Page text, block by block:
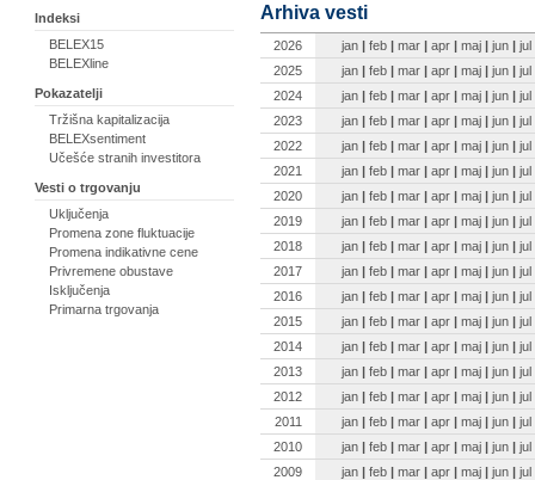
Indeksi
BELEX15
BELEXline
Pokazatelji
Tržišna kapitalizacija
BELEXsentiment
Učešće stranih investitora
Vesti o trgovanju
Uključenja
Promena zone fluktuacije
Promena indikativne cene
Privremene obustave
Isključenja
Primarna trgovanja
Arhiva vesti
2026 jan | feb | mar | apr | maj | jun | jul
2025
jan | feb | mar | apr | maj | jun | jul
2024
jan | feb | mar | apr | maj | jun | jul
2023
jan | feb | mar | apr | maj | jun | jul
2022
jan | feb | mar | apr | maj | jun | jul
2021
jan | feb | mar | apr | maj | jun | jul
2020
jan | feb | mar | apr | maj | jun | jul
2019
jan | feb | mar | apr | maj | jun | jul
2018
jan | feb | mar | apr | maj | jun | jul
2017
jan | feb | mar | apr | maj | jun | jul
2016
jan | feb | mar | apr | maj | jun | jul
2015
jan | feb | mar | apr | maj | jun | jul
2014
jan | feb | mar | apr | maj | jun | jul
2013
jan | feb | mar | apr | maj | jun | jul
2012
jan | feb | mar | apr | maj | jun | jul
2011
jan | feb | mar | apr | maj | jun | jul
2010
jan | feb | mar | apr | maj | jun | jul
2009
jan | feb | mar | apr | maj | jun | jul